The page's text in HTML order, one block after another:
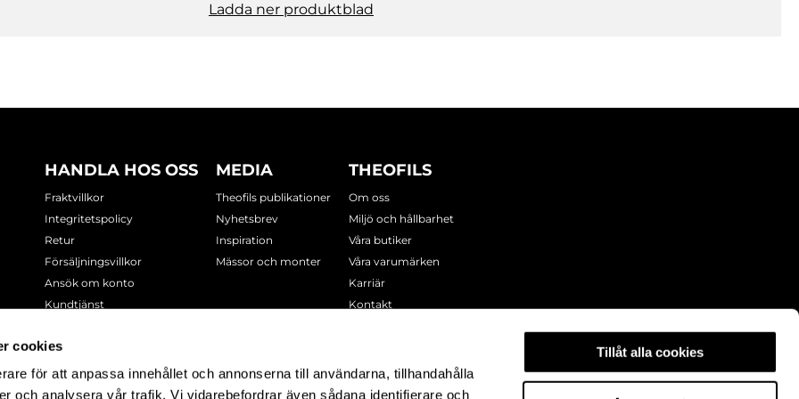
cookies
för att anpassa innehållet och annonserna till användarna, tillhandahålla
och analysera vår trafik. Vi vidarebefordrar även sådana identifierare och
Tillåt alla cookies
Ladda ner produktblad
HANDLA HOS OSS
Fraktvillkor
Integritetspolicy
Retur
Försäljningsvillkor
Ansök om konto
Kundtjänst
MEDIA
Theofils publikationer
Nyhetsbrev
Inspiration
Mässor och monter
THEOFILS
Om oss
Miljö och hållbarhet
Våra butiker
Våra varumärken
Karriär
Kontakt